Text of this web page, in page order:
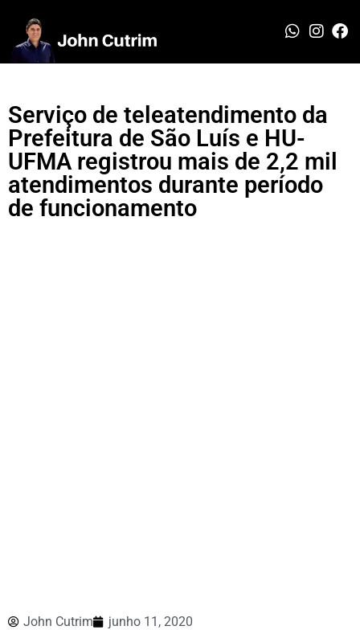
Serviço de teleatendimento da
Prefeitura de São Luís e HU-
UFMA registrou mais de 2,2 mil
atendimentos durante período
de funcionamento
John Cutrim junho 11, 2020